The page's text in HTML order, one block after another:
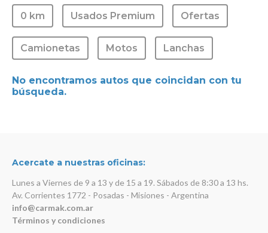
GARANTÍA CARMAK
CONOCÉ CARMAK
0 km Usados Premium Ofertas
Camionetas Motos Lanchas
No encontramos autos que coincidan con tu
búsqueda.
Acercate a nuestras oficinas:
Lunes a Viernes de 9 a 13 y de 15 a 19. Sábados de 8:30 a 13 hs.
Av. Corrientes 1772 - Posadas - Misiones - Argentina
info@carmak.com.ar
Términos y condiciones